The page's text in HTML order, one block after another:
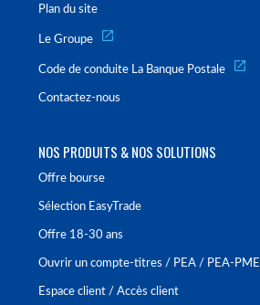
Plan du site
Le Groupe
Code de conduite La Banque Postale
Contactez-nous
NOS PRODUITS & NOS SOLUTIONS
Offre bourse
Sélection EasyTrade
Offre 18-30 ans
Ouvrir un compte-titres / PEA / PEA-PME
Espace client / Accès client